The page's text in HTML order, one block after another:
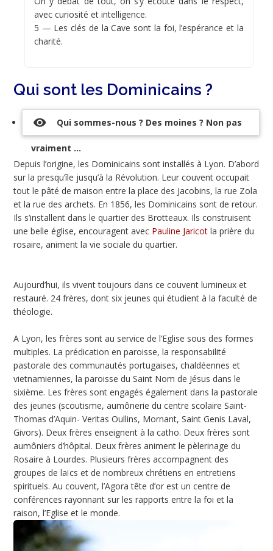
avec curiosité et intelligence.
5 — Les clés de la Cave sont la foi, l’espérance et la
charité.
Qui sont les Dominicains ?
visibility Qui sommes-nous ? Des moines ? Non pas
vraiment ...
Depuis l’origine, les Dominicains sont installés à Lyon. D’abord
sur la presqu’île jusqu’à la Révolution. Leur couvent occupait
tout le pâté de maison entre la place des Jacobins, la rue Zola
et la rue des archets. En 1856, les Dominicains sont de retour.
Ils s’installent dans le quartier des Brotteaux. Ils construisent
une belle église, encouragent avec Pauline Jaricot la prière du
rosaire, animent la vie sociale du quartier.
Aujourd’hui, ils vivent toujours dans ce couvent lumineux et
restauré. 24 frères, dont six jeunes qui étudient à la faculté de
théologie.
A Lyon, les frères sont au service de l’Eglise sous des formes
multiples. La prédication en paroisse, la responsabilité
pastorale des communautés portugaises, chaldéennes et
vietnamiennes, la paroisse du Saint Nom de Jésus dans le
sixième. Les frères sont engagés également dans la pastorale
des jeunes (scoutisme, aumônerie du centre scolaire Saint-
Thomas d’Aquin- Veritas Oullins, Mornant, Saint Genis Laval,
Givors). Deux frères enseignent à la catho. Deux frères sont
aumôniers d’hôpital. Deux frères animent le pèlerinage du
Rosaire à Lourdes. Plusieurs frères accompagnent des
groupes de laïcs et de nombreux chrétiens en entretiens
spirituels. Au couvent, l’Agora tête d’or est un centre de
conférences rayonnant sur les rapports entre la foi et la
raison, l’Eglise et le monde.